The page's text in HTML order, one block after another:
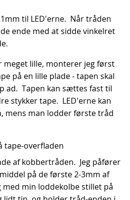
til LED'erne. Når tråden
ende med at sidde vinkelret
meget lille, monterer jeg først
på en lille plade - tapen skal
ad. Tapen kan sættes fast til
stykker tape. LED'erne kan
mens man lodder første tråd
tape-overfladen
af kobbertråden. Jeg påfører
på de første 2-3mm af
min loddekolbe stillet på